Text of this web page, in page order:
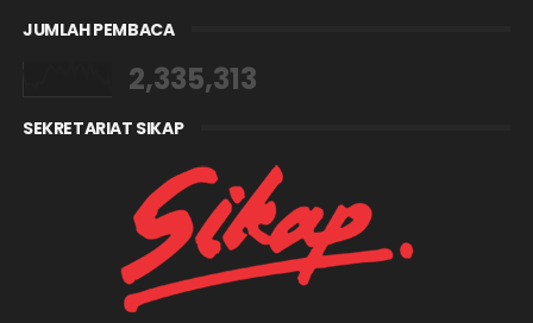
JUMLAH PEMBACA
2,335,313
SEKRETARIAT SIKAP